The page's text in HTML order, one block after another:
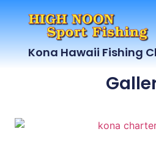
Kona Hawaii Fishing